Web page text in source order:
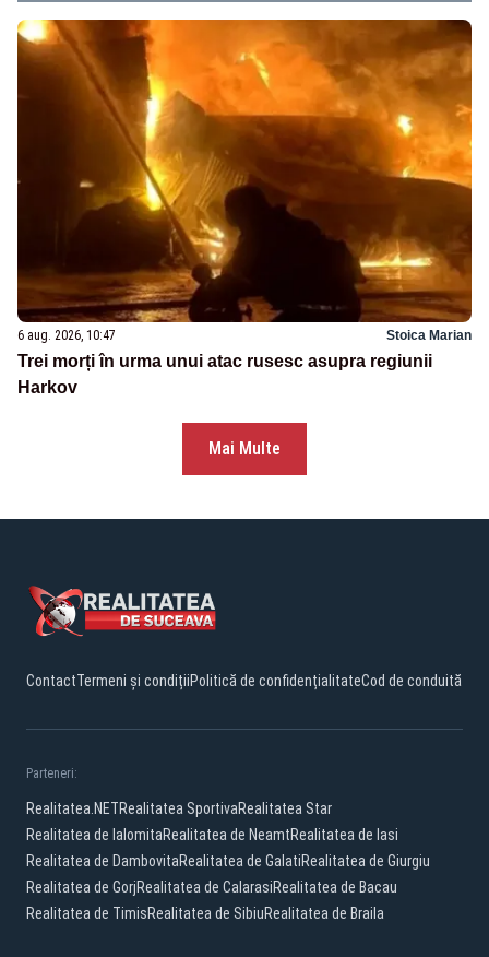
6 aug. 2026, 10:47 Stoica Marian
Trei morți în urma unui atac rusesc asupra regiunii
Harkov
Mai Multe
ContactTermeni și condițiiPolitică de confidențialitateCod de conduită
Parteneri:
Realitatea.NETRealitatea SportivaRealitatea Star
Realitatea de IalomitaRealitatea de NeamtRealitatea de Iasi
Realitatea de DambovitaRealitatea de GalatiRealitatea de Giurgiu
Realitatea de GorjRealitatea de CalarasiRealitatea de Bacau
Realitatea de TimisRealitatea de SibiuRealitatea de Braila